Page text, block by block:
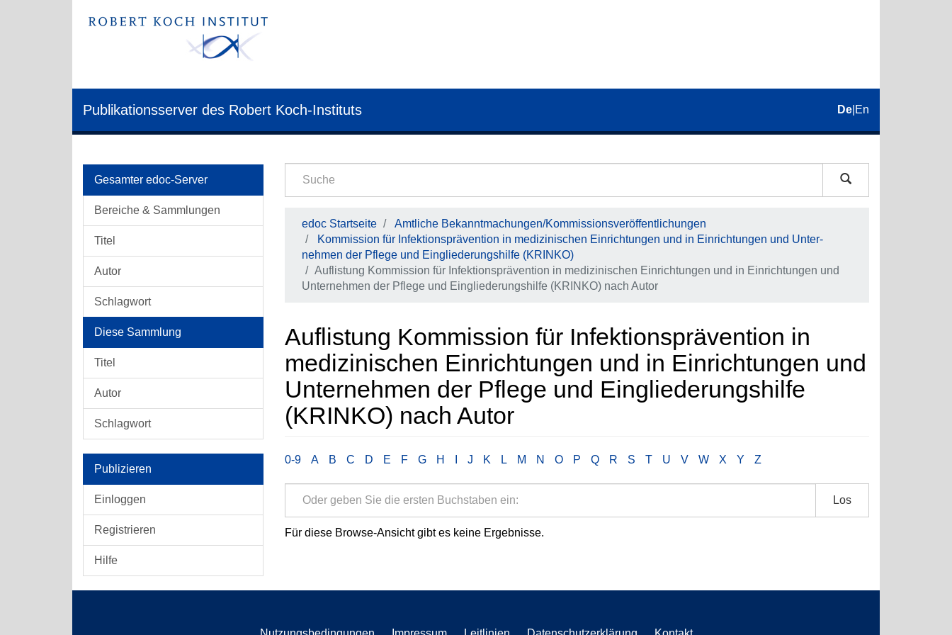
Publikationsserver des Robert Koch-Instituts De En
Gesamter edoc-Server
Bereiche & Sammlungen
Titel
Autor
Schlagwort
Diese Sammlung
Titel
Autor
Schlagwort
Publizieren
Einloggen
Registrieren
Hilfe
edoc Startseite
Amtliche Bekanntmachungen/Kommissionsveröffentlichungen
Kommission für Infektions­prävention in medi­zini­schen Ein­rich­tungen und in Ein­rich­tungen und Unter­
nehmen der Pflege und Ein­gliederungs­hilfe (KRINKO)
Auflistung Kommission für Infektions­prävention in medi­zini­schen Ein­rich­tungen und in Ein­rich­tungen und
Unter­nehmen der Pflege und Ein­gliederungs­hilfe (KRINKO) nach Autor
Auflistung Kommission für Infektions­prävention in
medi­zini­schen Ein­rich­tungen und in Ein­rich­tungen und
Unter­nehmen der Pflege und Ein­gliederungs­hilfe
(KRINKO) nach Autor
0-9 A B C D E F G H J K L M N O P Q R S T U V W X Y Z
Los
Für diese Browse-Ansicht gibt es keine Ergebnisse.